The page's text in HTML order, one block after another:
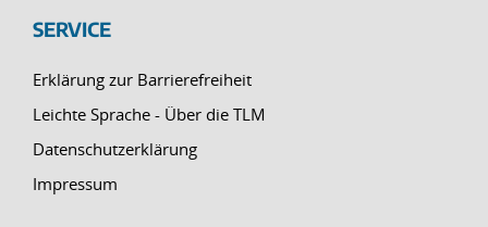
SERVICE
Erklärung zur Barrierefreiheit
Leichte Sprache - Über die TLM
Datenschutzerklärung
Impressum